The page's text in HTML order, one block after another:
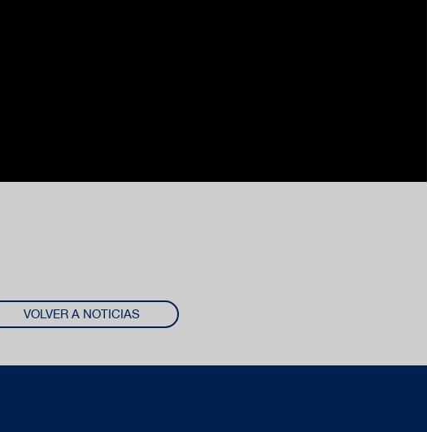
VOLVER A NOTICIAS